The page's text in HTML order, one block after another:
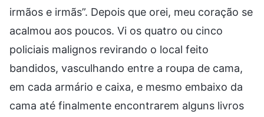
irmãos e irmãs”. Depois que orei, meu coração se
acalmou aos poucos. Vi os quatro ou cinco
policiais malignos revirando o local feito
bandidos, vasculhando entre a roupa de cama,
em cada armário e caixa, e mesmo embaixo da
cama até finalmente encontrarem alguns livros